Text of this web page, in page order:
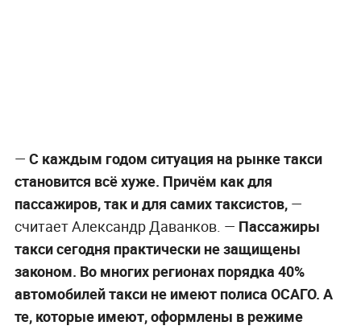
— С каждым годом ситуация на рынке такси
становится всё хуже. Причём как для
пассажиров, так и для самих таксистов,—
считает Александр Даванков. — Пассажиры
такси сегодня практически не защищены
законом. Во многих регионах порядка 40%
автомобилей такси не имеют полиса ОСАГО. А
те, которые имеют, оформлены в режиме